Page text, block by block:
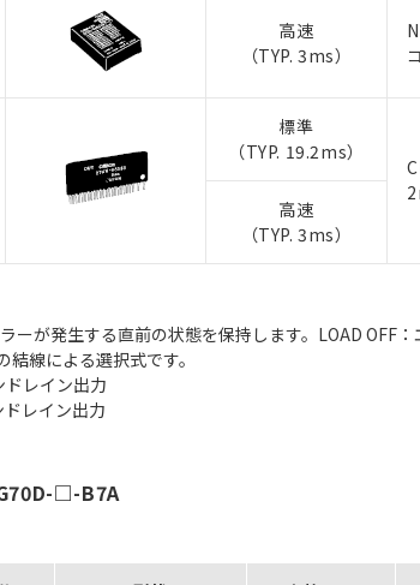
高速
（TYP. 3ms）
標準
（TYP. 19.2ms）
高速
（TYP. 3ms）
ーが発生する直前の状態を保持します。LOAD OFF：
線による選択式です。
ドレイン出力
レイン出力
□-B7A